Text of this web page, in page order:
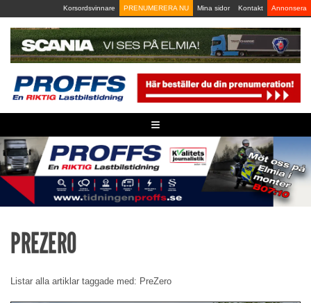
to
content
Korsordsvinnare PRENUMERERA NU Mina sidor Kontakt Annonsera
≡
PREZERO
Listar alla artiklar taggade med: PreZero